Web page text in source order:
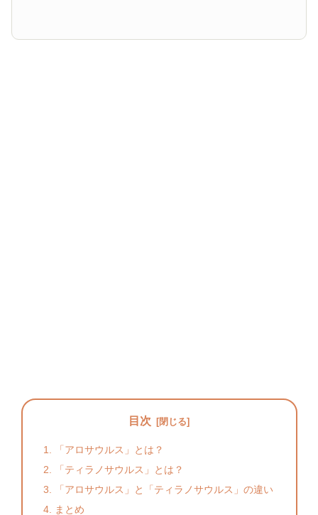
目次
「アロサウルス」とは？
「ティラノサウルス」とは？
「アロサウルス」と「ティラノサウルス」の違い
まとめ